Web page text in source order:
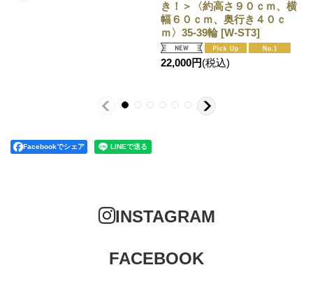
45,000 円(税込)
き！＞〈約高さ９０ｃｍ、横
幅６０ｃｍ、奥行き４０ｃ
ｍ〉35-39輪 [W-ST3]
22,000円(税込)
Facebookでシェア
INSTAGRAM
FACEBOOK